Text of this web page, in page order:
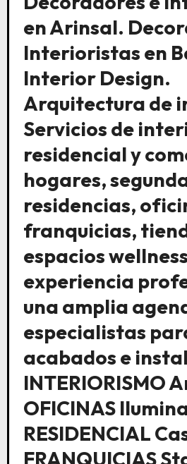
en Arinsal.
Interioristas en
Interior Design.
Arquitectura de
Servicios de
residencial y
hogares,
residencias,
franquicias,
espacios
experiencia
una amplia
especialistas
acabados e
INTERIORISMO
OFICINAS
RESIDENCIAL
FRANQUICIAS